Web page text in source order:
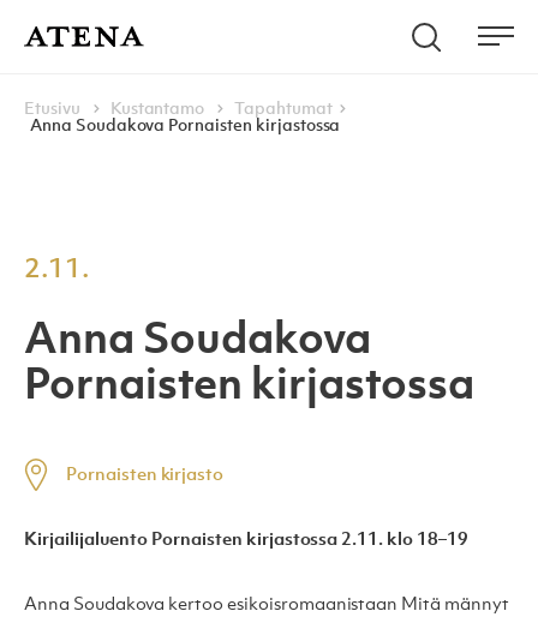
Atena Kustannus Hae
Navigoi
Etusivu
Kustantamo
Tapahtumat
Anna Soudakova Pornaisten kirjastossa
2.11.
Anna Soudakova
Pornaisten kirjastossa
Pornaisten kirjasto
Kirjailijaluento Pornaisten kirjastossa 2.11. klo 18–19
Anna Soudakova kertoo esikoisromaanistaan Mitä männyt